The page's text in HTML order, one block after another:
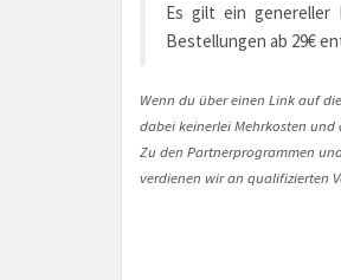
Es gilt ein genereller
Bestellungen ab 29€
Wenn du über einen Link auf
dabei keinerlei Mehrkosten
Zu den Partnerprogrammen
verdienen wir an qualifizierten